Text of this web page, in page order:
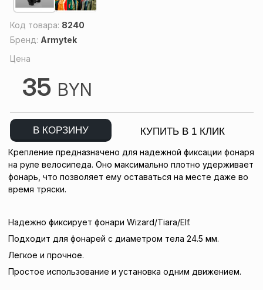
Код товара: 8240
Бренд: Armytek
Цена
35 BYN
В КОРЗИНУ КУПИТЬ В 1 КЛИК
Крепление предназначено для надежной фиксации фонаря
на руле велосипеда. Оно максимально плотно удерживает
фонарь, что позволяет ему оставаться на месте даже во
время тряски.
Надежно фиксирует фонари Wizard/Tiara/Elf.
Подходит для фонарей с диаметром тела 24.5 мм.
Легкое и прочное.
Простое использование и установка одним движением.